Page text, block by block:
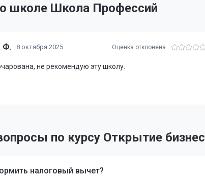
школе Школа Профессий
Ф. 8 октября 2025
не рекомендую эту школу.
по курсу Открытие
налоговый вычет?